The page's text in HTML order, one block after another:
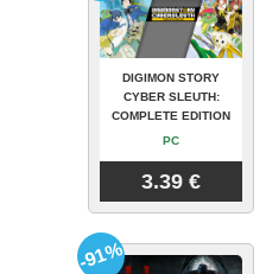
DIGIMON STORY
CYBER SLEUTH:
COMPLETE EDITION
PC
3.39 €
-91%